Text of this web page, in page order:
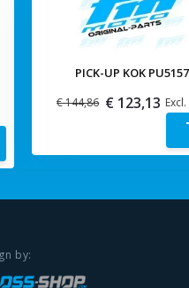
PICK-UP KOK PU5157
€ 144,86 € 123,13